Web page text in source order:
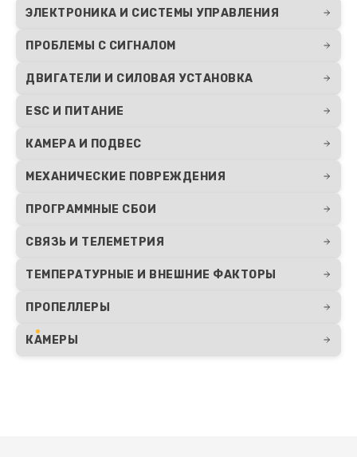
ЭЛЕКТРОНИКА И СИСТЕМЫ УПРАВЛЕНИЯ
ПРОБЛЕМЫ С СИГНАЛОМ
ДВИГАТЕЛИ И СИЛОВАЯ УСТАНОВКА
ESC И ПИТАНИЕ
КАМЕРА И ПОДВЕС
МЕХАНИЧЕСКИЕ ПОВРЕЖДЕНИЯ
ПРОГРАММНЫЕ СБОИ
СВЯЗЬ И ТЕЛЕМЕТРИЯ
ТЕМПЕРАТУРНЫЕ И ВНЕШНИЕ ФАКТОРЫ
ПРОПЕЛЛЕРЫ
КАМЕРЫ